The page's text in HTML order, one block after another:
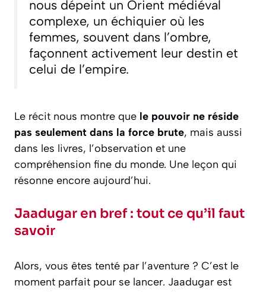
nous dépeint un Orient médiéval
complexe, un échiquier où les
femmes, souvent dans l’ombre,
façonnent activement leur destin et
celui de l’empire.
Le récit nous montre que le pouvoir ne réside
pas seulement dans la force brute, mais aussi
dans les livres, l’observation et une
compréhension fine du monde. Une leçon qui
résonne encore aujourd’hui.
Jaadugar en bref : tout ce qu’il faut
savoir
Alors, vous êtes tenté par l’aventure ? C’est le
moment parfait pour se lancer. Jaadugar est